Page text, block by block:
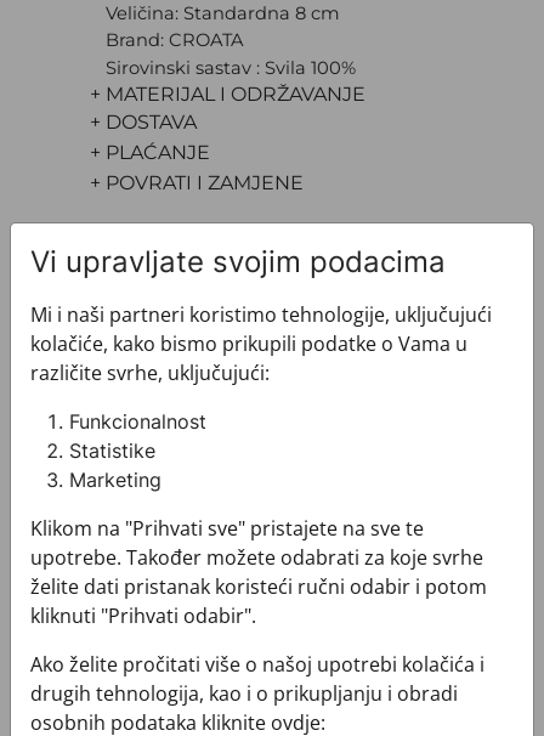
Veličina: Standardna 8 cm
Brand: CROATA
Sirovinski sastav : Svila 100%
+ MATERIJAL I ODRŽAVANJE
+ DOSTAVA
+ PLAĆANJE
+ POVRATI I ZAMJENE
Pogledajte i ovo
Vi upravljate svojim podacima
Mi i naši partneri koristimo tehnologije, uključujući
kolačiće, kako bismo prikupili podatke o Vama u
različite svrhe, uključujući:
Funkcionalnost
Statistike
Marketing
Klikom na "Prihvati sve" pristajete na sve te
upotrebe. Također možete odabrati za koje svrhe
želite dati pristanak koristeći ručni odabir i potom
kliknuti "Prihvati odabir".
Ako želite pročitati više o našoj upotrebi kolačića i
drugih tehnologija, kao i o prikupljanju i obradi
osobnih podataka kliknite ovdje: